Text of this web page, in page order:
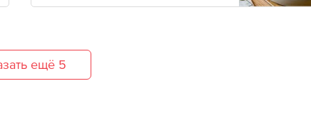
ещё 5